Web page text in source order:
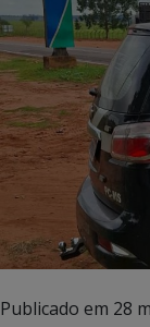
Publicado em 28